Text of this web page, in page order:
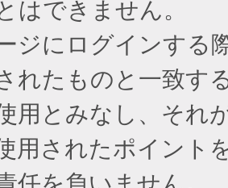
はできません。
ジにログインする
れたものと一致す
用とみなし、それ
用されたポイント